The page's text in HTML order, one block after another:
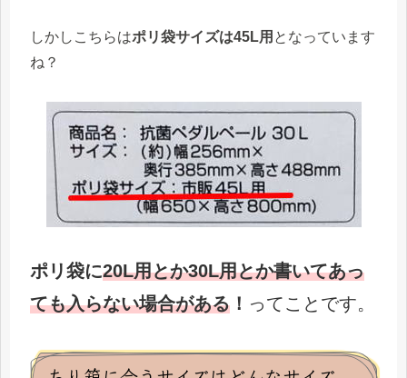
しかしこちらはポリ袋サイズは45L用 となっています
ね？
ポリ袋に20L用とか30L用とか書いてあっ
ても入らない場合がある ！ ってことです。